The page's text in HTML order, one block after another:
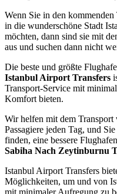
Wenn Sie in den
in die wunderschöne Stadt
möchten, dann sind sie mit
aus und suchen dann nicht
Die beste und größte
Istanbul Airport Transfers
Transport-Service mit
Komfort bieten.
Wir helfen mit dem Transport
Passagiere jeden Tag, und
finden, eine bessere
Sabiha Nach Zeytinburnu
Istanbul Airport Transfers
Möglichkeiten, um und von